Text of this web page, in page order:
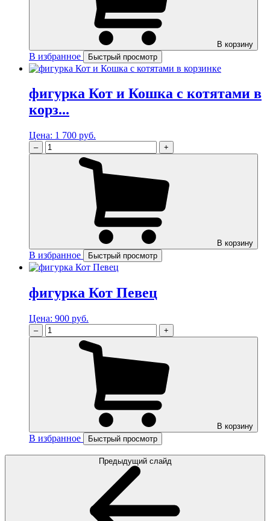
В корзину
В избранное Быстрый просмотр
фигурка Кот и Кошка с котятами в
корз...
Цена: 1 700 руб.
– +
В корзину
В избранное Быстрый просмотр
фигурка Кот Певец
Цена: 900 руб.
– +
В корзину
В избранное Быстрый просмотр
Предыдущий слайд